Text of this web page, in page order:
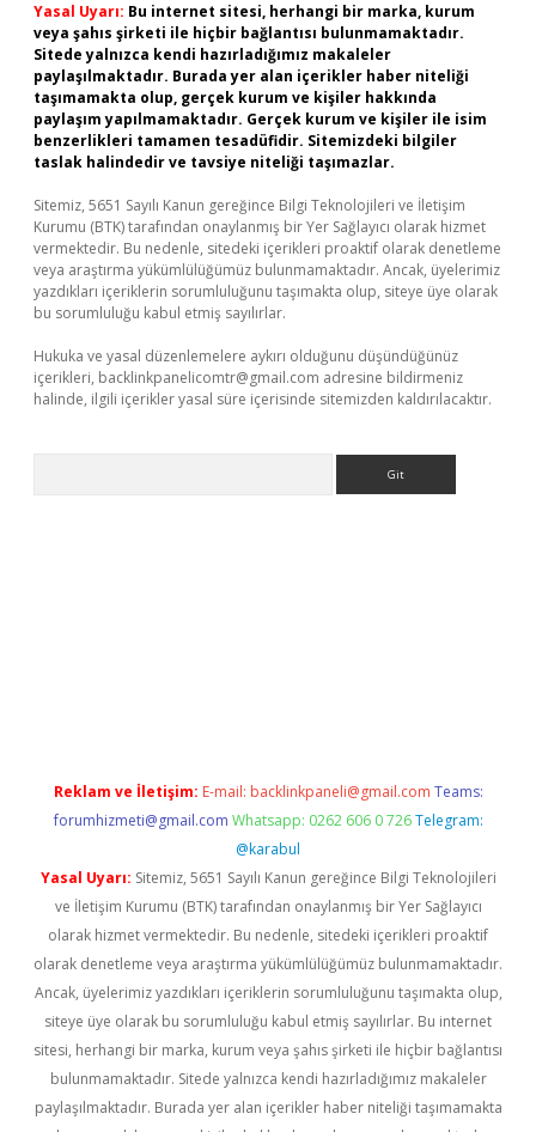
Yasal Uyarı: Bu internet sitesi, herhangi bir marka, kurum
veya şahıs şirketi ile hiçbir bağlantısı bulunmamaktadır.
Sitede yalnızca kendi hazırladığımız makaleler
paylaşılmaktadır. Burada yer alan içerikler haber niteliği
taşımamakta olup, gerçek kurum ve kişiler hakkında
paylaşım yapılmamaktadır. Gerçek kurum ve kişiler ile isim
benzerlikleri tamamen tesadüfidir. Sitemizdeki bilgiler
taslak halindedir ve tavsiye niteliği taşımazlar.
Sitemiz, 5651 Sayılı Kanun gereğince Bilgi Teknolojileri ve İletişim
Kurumu (BTK) tarafından onaylanmış bir Yer Sağlayıcı olarak hizmet
vermektedir. Bu nedenle, sitedeki içerikleri proaktif olarak denetleme
veya araştırma yükümlülüğümüz bulunmamaktadır. Ancak, üyelerimiz
yazdıkları içeriklerin sorumluluğunu taşımakta olup, siteye üye olarak
bu sorumluluğu kabul etmiş sayılırlar.
Hukuka ve yasal düzenlemelere aykırı olduğunu düşündüğünüz
içerikleri, backlinkpanelicomtr@gmail.com adresine bildirmeniz
halinde, ilgili içerikler yasal süre içerisinde sitemizden kaldırılacaktır.
Reklam ve İletişim: E-mail: backlinkpaneli@gmail.com Teams:
forumhizmeti@gmail.com Whatsapp: 0262 606 0 726 Telegram:
@karabul
Yasal Uyarı: Sitemiz, 5651 Sayılı Kanun gereğince Bilgi Teknolojileri
ve İletişim Kurumu (BTK) tarafından onaylanmış bir Yer Sağlayıcı
olarak hizmet vermektedir. Bu nedenle, sitedeki içerikleri proaktif
olarak denetleme veya araştırma yükümlülüğümüz bulunmamaktadır.
Ancak, üyelerimiz yazdıkları içeriklerin sorumluluğunu taşımakta olup,
siteye üye olarak bu sorumluluğu kabul etmiş sayılırlar. Bu internet
sitesi, herhangi bir marka, kurum veya şahıs şirketi ile hiçbir bağlantısı
bulunmamaktadır. Sitede yalnızca kendi hazırladığımız makaleler
paylaşılmaktadır. Burada yer alan içerikler haber niteliği taşımamakta